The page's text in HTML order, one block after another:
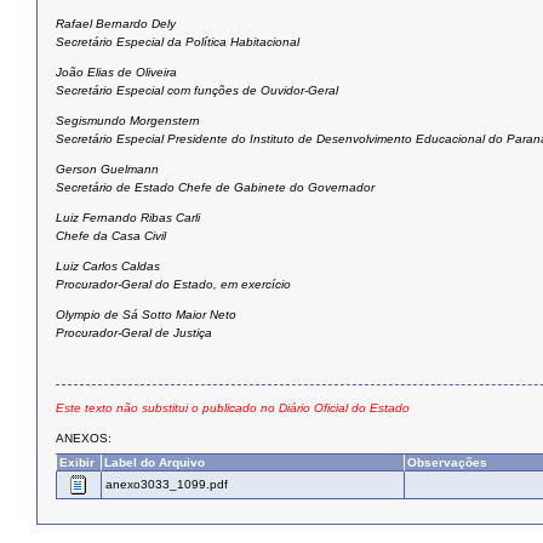
Rafael Bernardo Dely
Secretário Especial da Política Habitacional
João Elias de Oliveira
Secretário Especial com funções de Ouvidor-Geral
Segismundo Morgenstern
Secretário Especial Presidente do Instituto de Desenvolvimento Educacional do
Gerson Guelmann
Secretário de Estado Chefe de Gabinete do Governador
Luiz Fernando Ribas Carli
Chefe da Casa Civil
Luiz Carlos Caldas
Procurador-Geral do Estado, em exercício
Olympio de Sá Sotto Maior Neto
Procurador-Geral de Justiça
Este texto não substitui o publicado no Diário Oficial do Estado
ANEXOS:
Exibir
Label do Arquivo
Observações
anexo3033_1099.pdf